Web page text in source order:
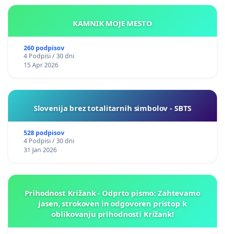
KAMNIK MOJE MESTO
260 podpisov
4 Podpisi / 30 dni
15 Apr 2026
Slovenija brez totalitarnih simbolov - SBTS
528 podpisov
4 Podpisi / 30 dni
31 Jan 2026
Prihodnost Križank - Odprto pismo: Zahtevamo
jasen, strokoven in odgovoren pristop k
oblikovanju prihodnosti Križank!